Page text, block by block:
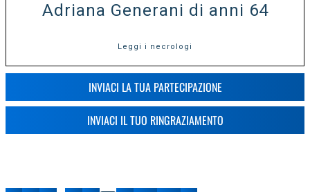
Adriana Generani di anni 64
Leggi i necrologi
INVIACI LA TUA PARTECIPAZIONE
INVIACI IL TUO RINGRAZIAMENTO